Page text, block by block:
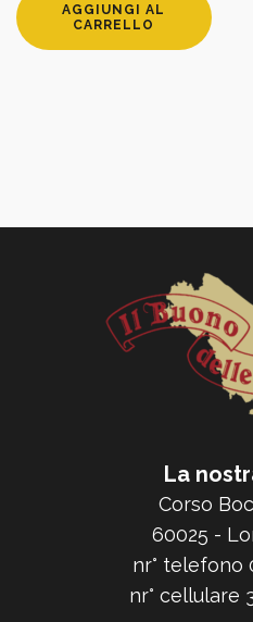
AGGIUNGI AL
CARRELLO
La
Corso
60025 -
nr° telefono
nr° cellulare